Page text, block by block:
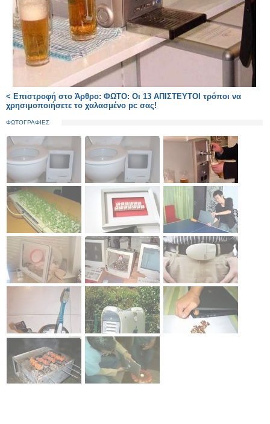
< Επιστροφή στο Άρθρο: ΦΩΤΟ: Οι 13 ΑΠΙΣΤΕΥΤΟΙ τρόποι να
χρησιμοποιήσετε το χαλασμένο pc σας!
ΦΩΤΟΓΡΑΦΙΕΣ